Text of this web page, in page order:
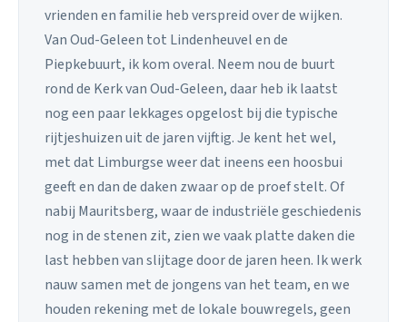
vrienden en familie heb verspreid over de wijken.
Van Oud-Geleen tot Lindenheuvel en de
Piepkebuurt, ik kom overal. Neem nou de buurt
rond de Kerk van Oud-Geleen, daar heb ik laatst
nog een paar lekkages opgelost bij die typische
rijtjeshuizen uit de jaren vijftig. Je kent het wel,
met dat Limburgse weer dat ineens een hoosbui
geeft en dan de daken zwaar op de proef stelt. Of
nabij Mauritsberg, waar de industriële geschiedenis
nog in de stenen zit, zien we vaak platte daken die
last hebben van slijtage door de jaren heen. Ik werk
nauw samen met de jongens van het team, en we
houden rekening met de lokale bouwregels, geen